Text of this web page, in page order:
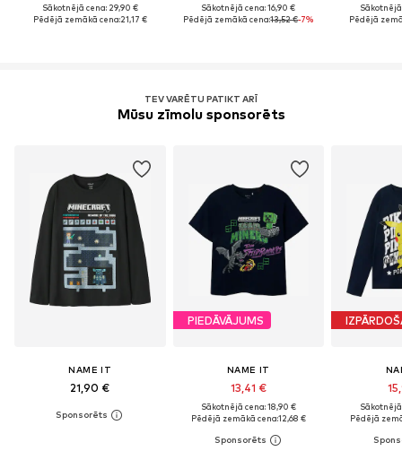
Sākotnējā cena: 29,90 €
Pēdējā zemākā cena:21,17 €
Sākotnējā cena: 16,90 €
Pēdējā zemākā cena:13,52 €-7%
Sākotnējā
Pēdējā
TEV VARĒTU PATIKT ARĪ
Mūsu zīmolu sponsorēts
NAME IT
21,90 €
PIEDĀVĀJUMS
NAME IT
13,41 €
Sākotnējā cena: 18,90 €
Pēdējā zemākā cena:12,68 €
Sākotnējā
Pēdējā